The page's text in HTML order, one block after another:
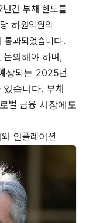
간 부채 한도를
하원의원의
과되었습니다.
의해야 하며,
상되는 2025년
습니다. 부채
벌 금융 시장에도
인플레이션